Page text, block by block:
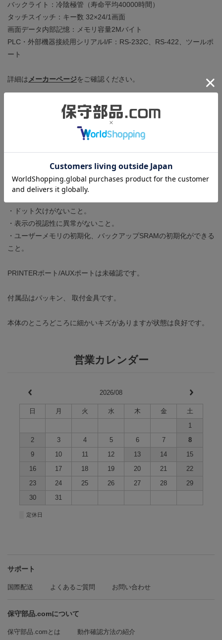
バックライト：冷陰極管（寿命平均40000時間）
タッチスイッチ：キー数 32×24/1画面
画面データ内部記憶：メモリ容量2Mバイト
PLC・外部機器接続用シリアルI/F：RS-232C、RS-422、ツールポ
ート
詳細はメーカーページをご確認ください。
正常に動作することを確認しました。下記の確認を行っていま
・ツールコネクタ：画面データが正常に転送できること。
・SIOコネクタ（RS-232C・RS422）：ループバックによる信号
の送受信が正常に行えること。
・ドット欠けがないこと。
・表示の視認性に異常がないこと。
・ユーザーメモリの初期化、バックアップSRAMの初期化ができる
こと。
PRINTERポート/AUXポートは未確認です。
付属品はパッキン、 取付金具です。
本体のところどころに細かいキズがありますが状態は良好です。
営業カレンダー
2026/08
日 月 火 水 木 金
土
1
2
3 4 5 6 7
8
9
10 11 12 13 14
15
16
17 18 19 20 21
22
23
24 25 26 27 28
29
30
31
定休日
サポート
国際配送 よくあるご質問 お問い合わせ
保守部品.comについて
保守部品.comとは 動作確認方法の紹介